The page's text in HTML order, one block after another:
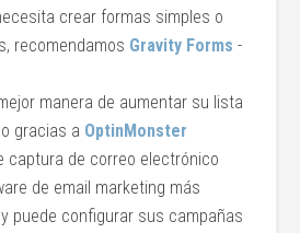
crear formas simples o
recomendamos Gravity Forms -
manera de aumentar su lista
gracias a OptinMonster
captura de correo electrónico
de email marketing más
puede configurar sus campañas